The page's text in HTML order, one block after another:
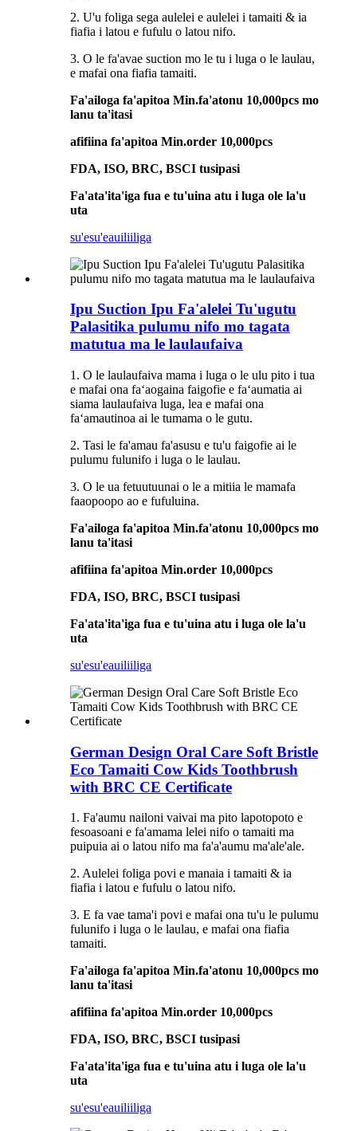
2. U'u foliga sega aulelei e aulelei i tamaiti & ia
fiafia i latou e fufulu o latou nifo.
3. O le fa'avae suction mo le tu i luga o le laulau,
e mafai ona fiafia tamaiti.
Fa'ailoga fa'apitoa Min.fa'atonu 10,000pcs mo
lanu ta'itasi
afifiina fa'apitoa Min.order 10,000pcs
FDA, ISO, BRC, BSCI tusipasi
Fa'ata'ita'iga fua e tu'uina atu i luga ole la'u
uta
su'esu'eauiliiliga
Ipu Suction Ipu Fa'alelei Tu'ugutu
Palasitika pulumu nifo mo tagata
matutua ma le laulaufaiva
1. O le laulaufaiva mama i luga o le ulu pito i tua
e mafai ona faʻaogaina faigofie e faʻaumatia ai
siama laulaufaiva luga, lea e mafai ona
faʻamautinoa ai le tumama o le gutu.
2. Tasi le fa'amau fa'asusu e tu'u faigofie ai le
pulumu fulunifo i luga o le laulau.
3. O le ua fetuutuunai o le a mitiia le mamafa
faaopoopo ao e fufuluina.
Fa'ailoga fa'apitoa Min.fa'atonu 10,000pcs mo
lanu ta'itasi
afifiina fa'apitoa Min.order 10,000pcs
FDA, ISO, BRC, BSCI tusipasi
Fa'ata'ita'iga fua e tu'uina atu i luga ole la'u
uta
su'esu'eauiliiliga
German Design Oral Care Soft Bristle
Eco Tamaiti Cow Kids Toothbrush
with BRC CE Certificate
1. Fa'aumu nailoni vaivai ma pito lapotopoto e
fesoasoani e fa'amama lelei nifo o tamaiti ma
puipuia ai o latou nifo ma fa'a'aumu ma'ale'ale.
2. Aulelei foliga povi e manaia i tamaiti & ia
fiafia i latou e fufulu o latou nifo.
3. E fa vae tama'i povi e mafai ona tu'u le pulumu
fulunifo i luga o le laulau, e mafai ona fiafia
tamaiti.
Fa'ailoga fa'apitoa Min.fa'atonu 10,000pcs mo
lanu ta'itasi
afifiina fa'apitoa Min.order 10,000pcs
FDA, ISO, BRC, BSCI tusipasi
Fa'ata'ita'iga fua e tu'uina atu i luga ole la'u
uta
su'esu'eauiliiliga